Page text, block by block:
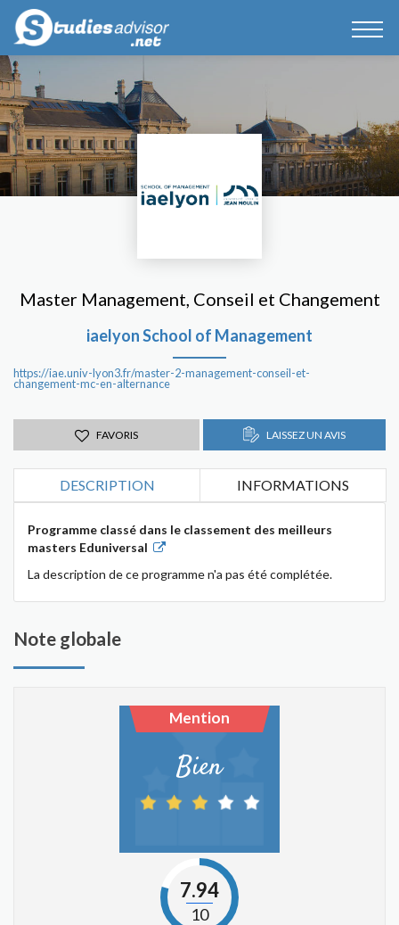
Master Management, Conseil et Changement
iaelyon School of Management
https://iae.univ-lyon3.fr/master-2-management-conseil-et-
changement-mc-en-alternance
FAVORIS LAISSEZ UN AVIS
DESCRIPTION INFORMATIONS
Programme classé dans le classement des meilleurs
masters Eduniversal
La description de ce programme n'a pas été complétée.
Note globale
Mention
Bien
7.94
10